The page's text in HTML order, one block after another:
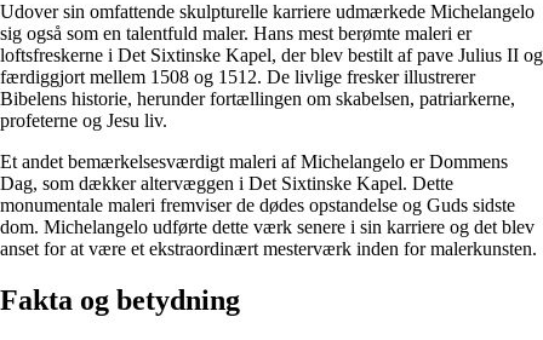
Udover sin omfattende skulpturelle karriere udmærkede Michelangelo
sig også som en talentfuld maler. Hans mest berømte maleri er
loftsfreskerne i Det Sixtinske Kapel, der blev bestilt af pave Julius II og
færdiggjort mellem 1508 og 1512. De livlige fresker illustrerer
Bibelens historie, herunder fortællingen om skabelsen, patriarkerne,
profeterne og Jesu liv.
Et andet bemærkelsesværdigt maleri af Michelangelo er Dommens
Dag, som dækker altervæggen i Det Sixtinske Kapel. Dette
monumentale maleri fremviser de dødes opstandelse og Guds sidste
dom. Michelangelo udførte dette værk senere i sin karriere og det blev
anset for at være et ekstraordinært mesterværk inden for malerkunsten.
Fakta og betydning